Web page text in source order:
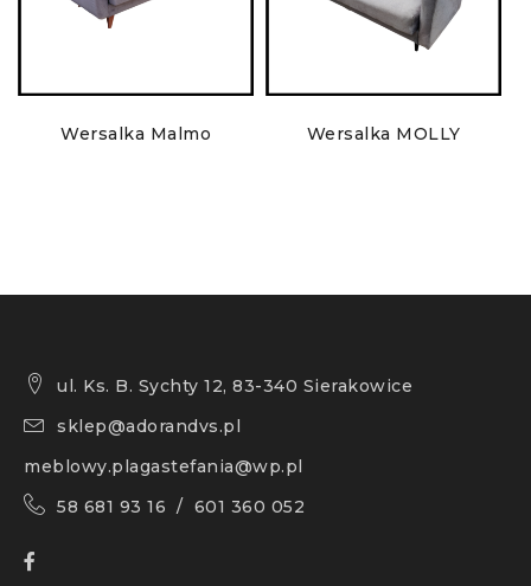
Wersalka Malmo Wersalka MOLLY
ul. Ks. B. Sychty 12, 83-340 Sierakowice
sklep@adorandvs.pl
meblowy.plagastefania@wp.pl
58 681 93 16 / 601 360 052